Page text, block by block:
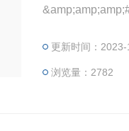
&amp;amp;amp;#174; 货号：FBS500-WP-002 规格：500ml
求。 相对而言，国产品牌血清由于采血的不可控性和生产工艺的差别，质量参差不
齐，最让人担心
更新时间：
浏览量：2782